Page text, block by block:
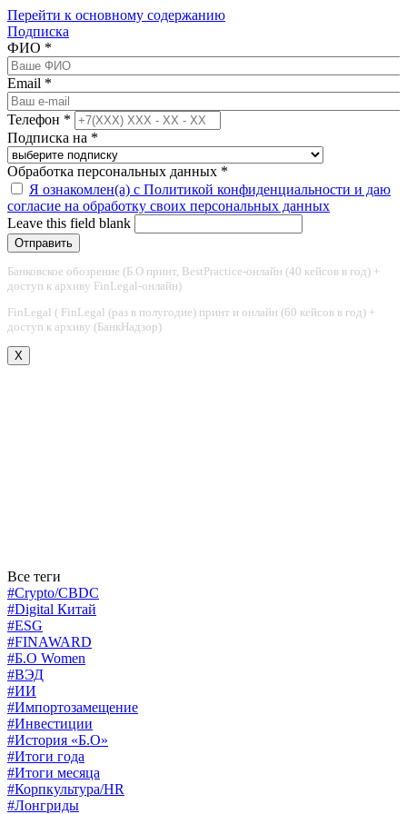
Перейти к основному содержанию
Подписка
ФИО *
Email *
Телефон *
Подписка на *
Обработка персональных данных *
Я ознакомлен(а) с Политикой конфиденциальности и даю
согласие на обработку своих персональных данных
Leave this field blank
Банковское обозрение (Б.О принт, BestPractice-онлайн (40 кейсов в год) +
доступ к архиву FinLegal-онлайн)
FinLegal ( FinLegal (раз в полугодие) принт и онлайн (60 кейсов в год) +
доступ к архиву (БанкНадзор)
X
Все теги
#Crypto/CBDC
#Digital Китай
#ESG
#FINAWARD
#Б.О Women
#ВЭД
#ИИ
#Импортозамещение
#Инвестиции
#История «Б.О»
#Итоги года
#Итоги месяца
#Корпкультура/HR
#Лонгриды